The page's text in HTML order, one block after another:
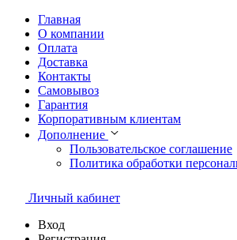
Главная
О компании
Оплата
Доставка
Контакты
Самовывоз
Гарантия
Корпоративным клиентам
Дополнение
Пользовательское соглашение
Политика обработки
Личный кабинет
Вход